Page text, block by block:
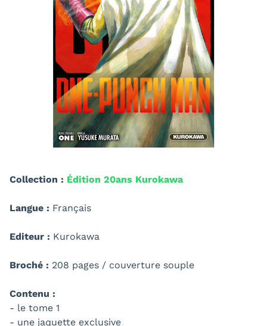
Collection : Édition 20ans Kurokawa
Langue : Français
Editeur : Kurokawa
Broché : 208 pages / couverture souple
Contenu :
- le tome 1
- une jaquette exclusive